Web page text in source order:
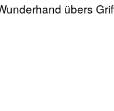
übers